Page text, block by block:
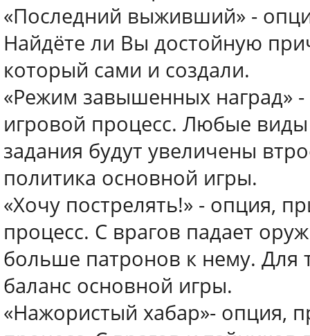
«Последний выживший» -
Найдёте ли Вы достойную
который сами и создали.
«Режим завышенных наград»
игровой процесс. Любые
задания будут увеличены
политика основной игры.
«Хочу пострелять!» - опция,
процесс. С врагов падает
больше патронов к нему. Для
баланс основной игры.
«Нажористый хабар»- опция,